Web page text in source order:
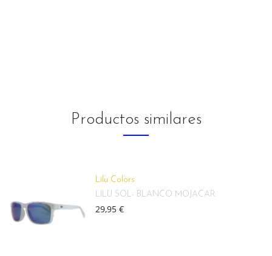
Productos similares
Lilu Colors
LILU SOL- BLANCO MOJACAR
29,95 €